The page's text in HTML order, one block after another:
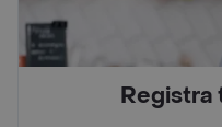
Registra